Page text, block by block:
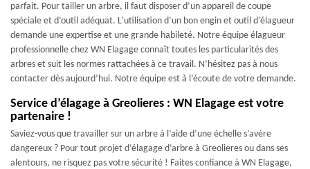
parfait. Pour tailler un arbre, il faut disposer d’un appareil de coupe
spéciale et d’outil adéquat. L'utilisation d’un bon engin et outil d’élagueur
demande une expertise et une grande habileté. Notre équipe élagueur
professionnelle chez WN Elagage connaît toutes les particularités des
arbres et suit les normes rattachées à ce travail. N’hésitez pas à nous
contacter dès aujourd’hui. Notre équipe est à l’écoute de votre demande.
Service d’élagage à Greolieres : WN Elagage est votre
partenaire !
Saviez-vous que travailler sur un arbre à l’aide d’une échelle s’avère
dangereux ? Pour tout projet d’élagage d’arbre à Greolieres ou dans ses
alentours, ne risquez pas votre sécurité ! Faites confiance à WN Elagage,